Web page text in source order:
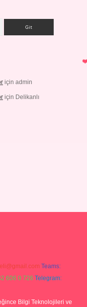
için admin
için Delikanlı
Teams:
606 0 726 Telegram:
Bilgi Teknolojileri ve